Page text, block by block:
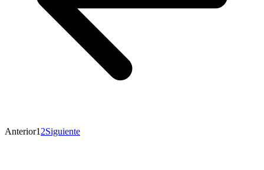
Anterior1 2Siguiente